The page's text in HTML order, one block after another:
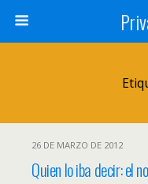
26 DE MARZO DE 2012
Quien lo iba decir: el